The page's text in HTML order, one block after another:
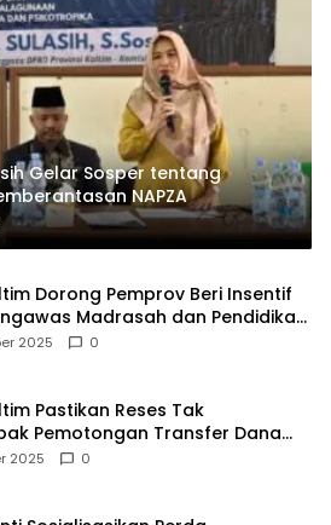
Gelar Sosper tentang
NAPZA
Dorong Pemprov Beri Insentif
Madrasah dan Pendidikan
2025 0
Pastikan Reses Tak
Pemotongan Transfer Dana
2025 0